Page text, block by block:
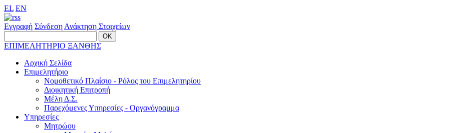
EL EN
Εγγραφή Σύνδεση Ανάκτηση Στοιχείων
ΕΠΙΜΕΛΗΤΗΡΙΟ ΞΑΝΘΗΣ
Αρχική Σελίδα
Επιμελητήριο
Νομοθετικό Πλαίσιο - Ρόλος του Επιμελητηρίου
Διοικητική Επιτροπή
Μέλη Δ.Σ.
Παρεχόμενες Υπηρεσίες - Οργανόγραμμα
Υπηρεσίες
Μητρώου